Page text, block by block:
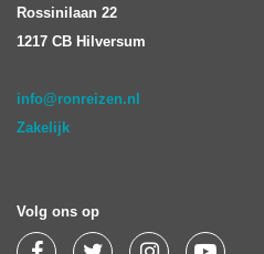
Rossinilaan 22
1217 CB Hilversum
info@ronreizen.nl
Zakelijk
Volg ons op